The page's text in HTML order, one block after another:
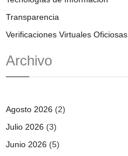
Transparencia
Verificaciones Virtuales Oficiosas
Archivo
Agosto 2026 (2)
Julio 2026 (3)
Junio 2026 (5)